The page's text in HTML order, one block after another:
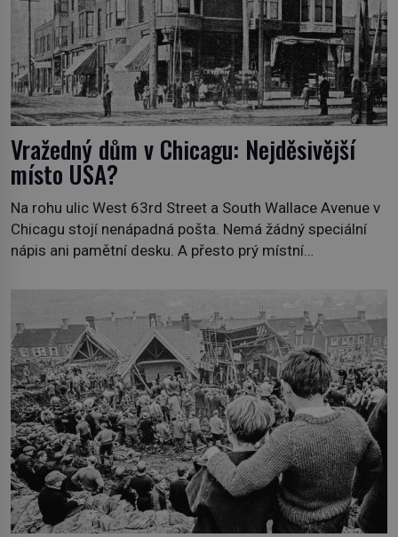
Vražedný dům v Chicagu: Nejděsivější
místo USA?
Na rohu ulic West 63rd Street a South Wallace Avenue v
Chicagu stojí nenápadná pošta. Nemá žádný speciální
nápis ani pamětní desku. A přesto prý místní
sídlil sériový vrah H. H. Holmes a také nejpropracovanější
past na lidi v dějinách americké kriminalistiky. Herman
Webster Mudgett (1861–1896) přijíždí […]